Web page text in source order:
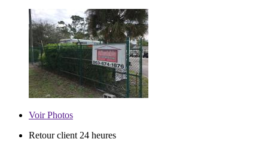
VoirPhotos
Retour client 24 heures